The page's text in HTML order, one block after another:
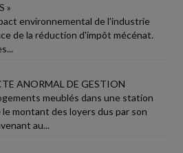
»
environnemental de l'industrie
de la réduction d'impôt mécénat.
ANORMAL DE GESTION
meublés dans une station
montant des loyers dus par son
au...